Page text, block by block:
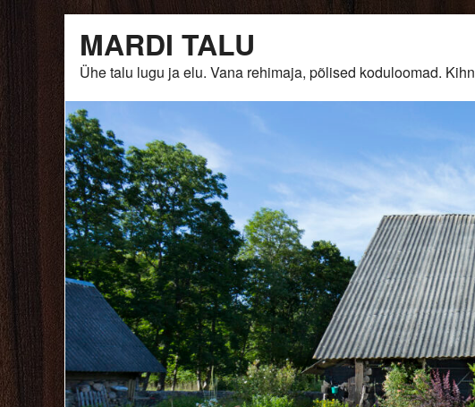
content
MARDI TALU
Ühe talu lugu ja elu. Vana rehimaja, põlised koduloomad.